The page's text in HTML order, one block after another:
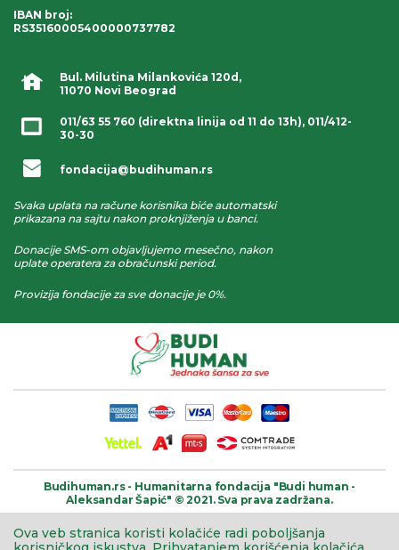
Bul. Milutina Milankovića 120d,
11070 Novi Beograd
011/63 55 760 (direktna linija od 11 do 13h), 011/412-
30-30
fondacija@budihuman.rs
Svaka uplata na račune korisnika biće automatski
prikazana na sajtu nakon proknjiženja u banci.
Donacije SMS-om objavljujemo mesečno, nakon
uplate operatera za obračunski period.
Provizija fondacije za sve donacije je 0%.
IBAN broj:
RS35160005400000737782
Budihuman.rs - Humanitarna fondacija "Budi human -
Aleksandar Šapić" © 2021. Sva prava zadržana.
Ova veb stranica koristi kolačiće radi poboljšanja